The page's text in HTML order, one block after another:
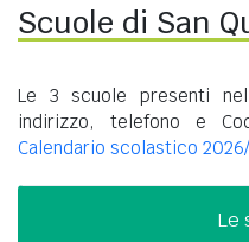
Scuole di San
Le 3 scuole presenti
indirizzo, telefono e
Calendario scolastico
Le